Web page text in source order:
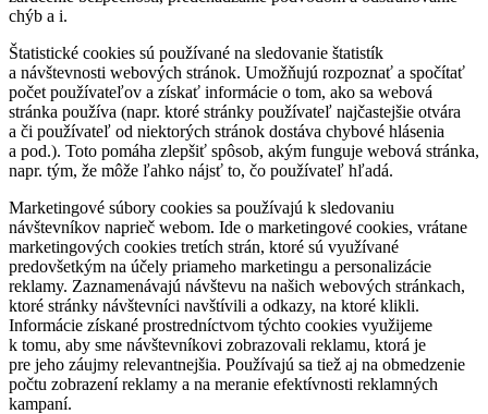
chýb a i.
Štatistické cookies sú používané na sledovanie štatistík
a návštevnosti webových stránok. Umožňujú rozpoznať a spočítať
počet používateľov a získať informácie o tom, ako sa webová
stránka používa (napr. ktoré stránky používateľ najčastejšie otvára
a či používateľ od niektorých stránok dostáva chybové hlásenia
a pod.). Toto pomáha zlepšiť spôsob, akým funguje webová stránka,
napr. tým, že môže ľahko nájsť to, čo používateľ hľadá.
Marketingové súbory cookies sa používajú k sledovaniu
návštevníkov naprieč webom. Ide o marketingové cookies, vrátane
marketingových cookies tretích strán, ktoré sú využívané
predovšetkým na účely priameho marketingu a personalizácie
reklamy. Zaznamenávajú návštevu na našich webových stránkach,
ktoré stránky návštevníci navštívili a odkazy, na ktoré klikli.
Informácie získané prostredníctvom týchto cookies využijeme
k tomu, aby sme návštevníkovi zobrazovali reklamu, ktorá je
pre jeho záujmy relevantnejšia. Používajú sa tiež aj na obmedzenie
počtu zobrazení reklamy a na meranie efektívnosti reklamných
kampaní.